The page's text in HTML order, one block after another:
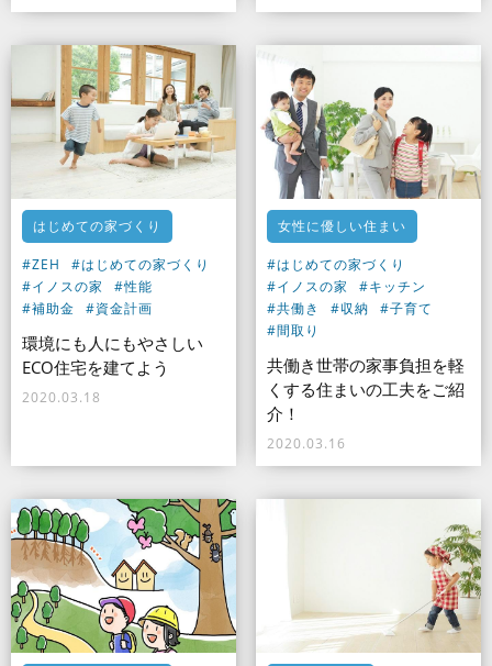
はじめての家づくり
#ZEH
#はじめての家づくり
#イノスの家
#性能
#補助金
#資金計画
環境にも人にもやさしい
ECO住宅を建てよう
2020.03.18
女性に優しい住まい
#はじめての家づくり
#イノスの家
#キッチン
#共働き
#収納
#子育て
#間取り
共働き世帯の家事負担を軽
くする住まいの工夫をご紹
介！
2020.03.16